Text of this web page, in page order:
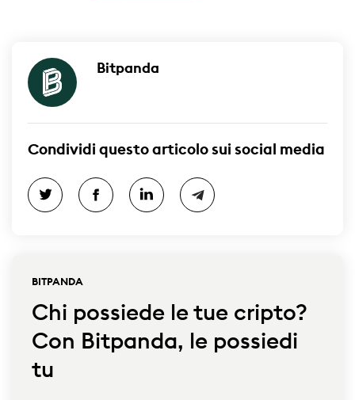
Bitpanda
Condividi questo articolo sui social media
BITPANDA
Chi possiede le tue cripto?
Con Bitpanda, le possiedi
tu